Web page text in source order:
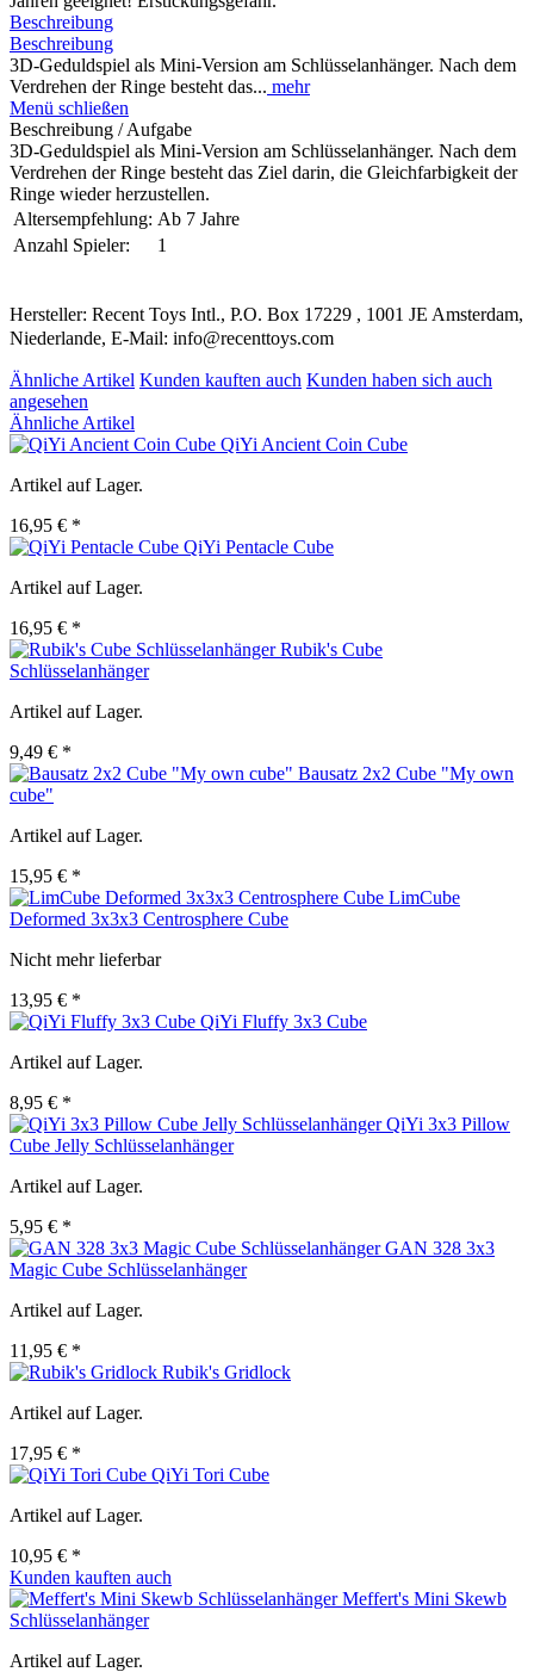
Beschreibung
Beschreibung
3D-Geduldspiel als Mini-Version am Schlüsselanhänger. Nach dem
Verdrehen der Ringe besteht das... mehr
Menü schließen
Beschreibung / Aufgabe
3D-Geduldspiel als Mini-Version am Schlüsselanhänger. Nach dem
Verdrehen der Ringe besteht das Ziel darin, die Gleichfarbigkeit der
Ringe wieder herzustellen.
Altersempfehlung: Ab 7 Jahre
Anzahl Spieler:
1
Hersteller: Recent Toys Intl., P.O. Box 17229 , 1001 JE Amsterdam,
Niederlande, E-Mail: info@recenttoys.com
Ähnliche Artikel Kunden kauften auch Kunden haben sich auch
angesehen
Ähnliche Artikel
QiYi Ancient Coin Cube
Artikel auf Lager.
16,95 € *
QiYi Pentacle Cube
Artikel auf Lager.
16,95 € *
Rubik's Cube
Schlüsselanhänger
Artikel auf Lager.
9,49 € *
Bausatz 2x2 Cube "My own
cube"
Artikel auf Lager.
15,95 € *
LimCube
Deformed 3x3x3 Centrosphere Cube
Nicht mehr lieferbar
13,95 € *
QiYi Fluffy 3x3 Cube
Artikel auf Lager.
8,95 € *
QiYi 3x3 Pillow
Cube Jelly Schlüsselanhänger
Artikel auf Lager.
5,95 € *
GAN 328 3x3
Magic Cube Schlüsselanhänger
Artikel auf Lager.
11,95 € *
Rubik's Gridlock
Artikel auf Lager.
17,95 € *
QiYi Tori Cube
Artikel auf Lager.
10,95 € *
Kunden kauften auch
Meffert's Mini Skewb
Schlüsselanhänger
Artikel auf Lager.